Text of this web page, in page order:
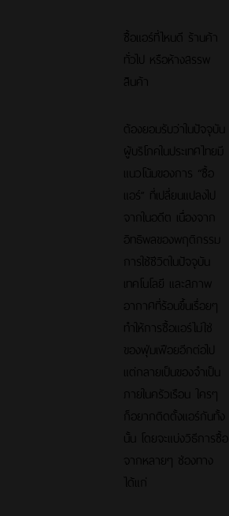
ซื้อแอร์ที่ไหนดี ร้านค้า
ทั่วไป หรือห้างสรรพ
สินค้า
ต้องยอมรับว่าในปัจจุบัน
ผู้บริโภคในประเทศไทยมี
แนวโน้มของการ “ซื้อ
แอร์” ที่เปลี่ยนแปลงไป
จากในอดีต เนื่องจาก
อิทธิพลของพฤติกรรม
การใช้ชีวิตในปัจจุบัน
เทคโนโลยี และสภาพ
อากาศที่ร้อนขึ้นเรื่อยๆ
ทำให้การซื้อแอร์ไม่ใช่
ของฟุ่มเฟือยอีกต่อไป
แต่กลายเป็นของจำเป็น
ภายในครัวเรือน ใครๆ
ก็อยากติดตั้งแอร์กันทั้ง
นั้น โดยจะแบ่งวิธีการซื้อ
จากหลายๆ ช่องทาง
ได้แก่